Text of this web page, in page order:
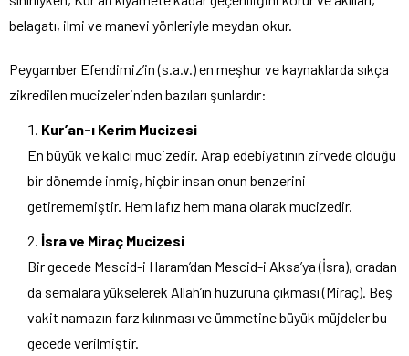
belagatı, ilmi ve manevi yönleriyle meydan okur.
Peygamber Efendimiz’in (s.a.v.) en meşhur ve kaynaklarda sıkça
zikredilen mucizelerinden bazıları şunlardır:
Kur’an-ı Kerim Mucizesi
En büyük ve kalıcı mucizedir. Arap edebiyatının zirvede olduğu
bir dönemde inmiş, hiçbir insan onun benzerini
getirememiştir. Hem lafız hem mana olarak mucizedir.
İsra ve Miraç Mucizesi
Bir gecede Mescid-i Haram’dan Mescid-i Aksa’ya (İsra), oradan
da semalara yükselerek Allah’ın huzuruna çıkması (Miraç). Beş
vakit namazın farz kılınması ve ümmetine büyük müjdeler bu
gecede verilmiştir.